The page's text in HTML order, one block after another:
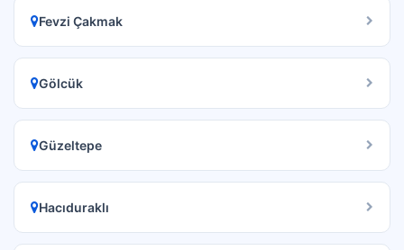
Fevzi Çakmak
Gölcük
Güzeltepe
Hacıduraklı